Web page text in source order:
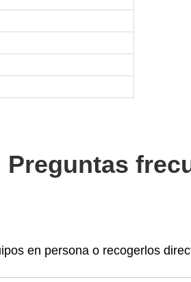
Preguntas
en persona o recogerlos